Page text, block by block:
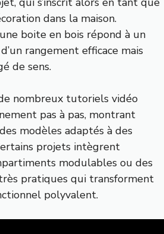
dans la maison.
boite en bois répond à un
rangement efficace mais
de sens.
nombreux tutoriels vidéo
pas à pas, montrant
modèles adaptés à des
projets intègrent
modulables ou des
pratiques qui transforment
polyvalent.